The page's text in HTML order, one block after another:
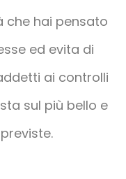
che hai pensato
ed evita di
ai controlli
sul più bello e